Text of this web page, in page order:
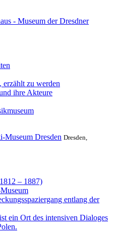
- Museum der Dresdner
erzählt zu werden
ihre Akteure
Museum Dresden Dresden,
– 1887)
entlang der
ein Ort des intensiven Dialoges